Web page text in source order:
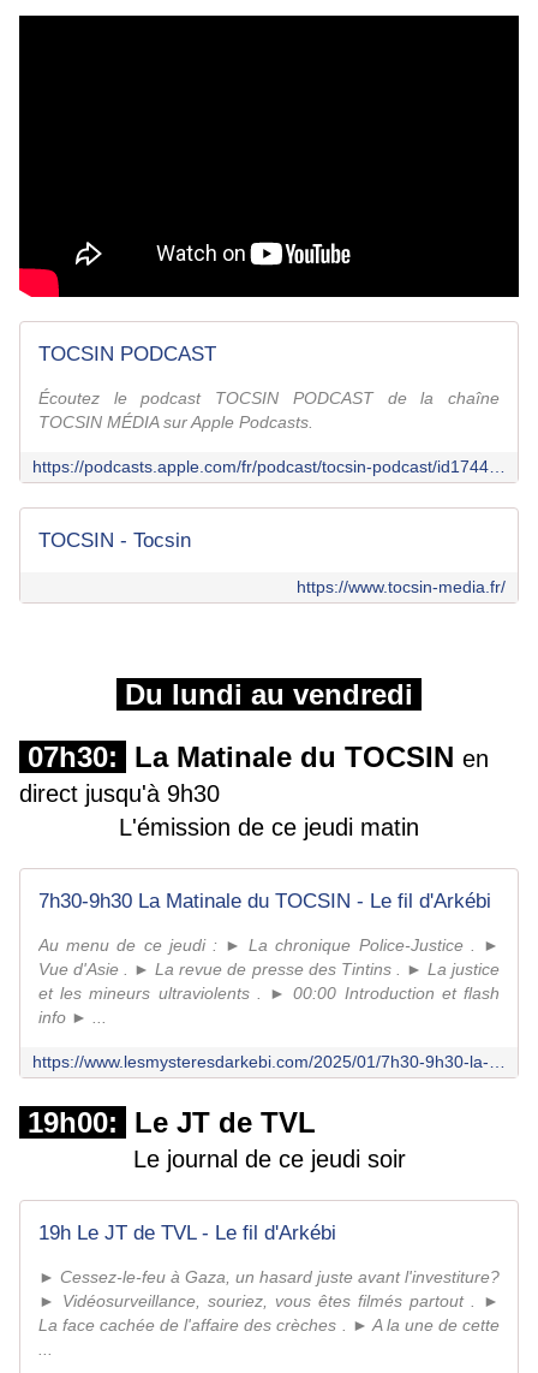
TOCSIN PODCAST
Écoutez le podcast TOCSIN PODCAST de la chaîne
TOCSIN MÉDIA sur Apple Podcasts.
TOCSIN - Tocsin
https://www.tocsin-media.fr/
Du lundi au vendredi
07h30:
La Matinale du TOCSIN en
direct jusqu'à 9h30
L'émission de ce jeudi matin
7h30-9h30 La Matinale du TOCSIN - Le fil d'Arkébi
Au menu de ce jeudi : ► La chronique Police-Justice . ►
Vue d'Asie . ► La revue de presse des Tintins . ► La justice
et les mineurs ultraviolents . ► 00:00 Introduction et flash
info ► ...
19h00: Le JT de TVL
Le journal de ce jeudi soir
19h Le JT de TVL - Le fil d'Arkébi
► Cessez-le-feu à Gaza, un hasard juste avant l'investiture?
► Vidéosurveillance, souriez, vous êtes filmés partout . ►
La face cachée de l'affaire des crèches . ► A la une de cette